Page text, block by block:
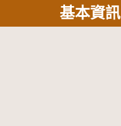
基本資訊